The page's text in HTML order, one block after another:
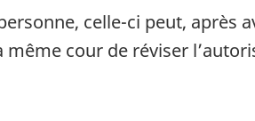
celle-ci peut, après
cour de réviser